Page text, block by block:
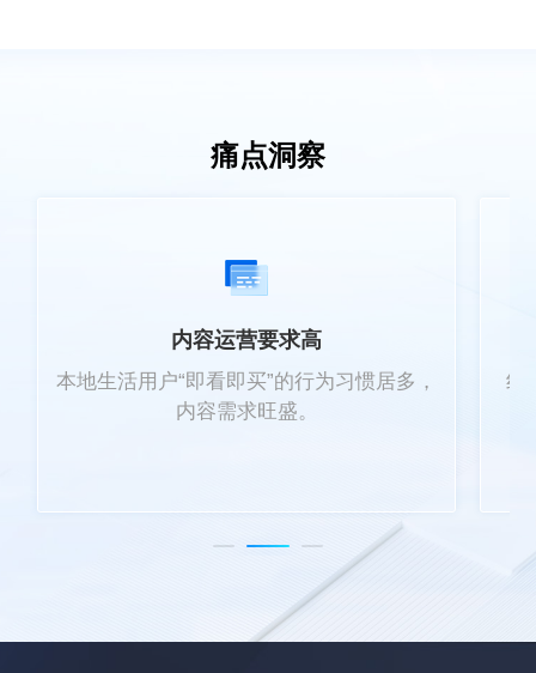
痛点洞察
内容运营要求高
本地生活用户“即看即买”的行为习惯居多，
内容需求旺盛。
线